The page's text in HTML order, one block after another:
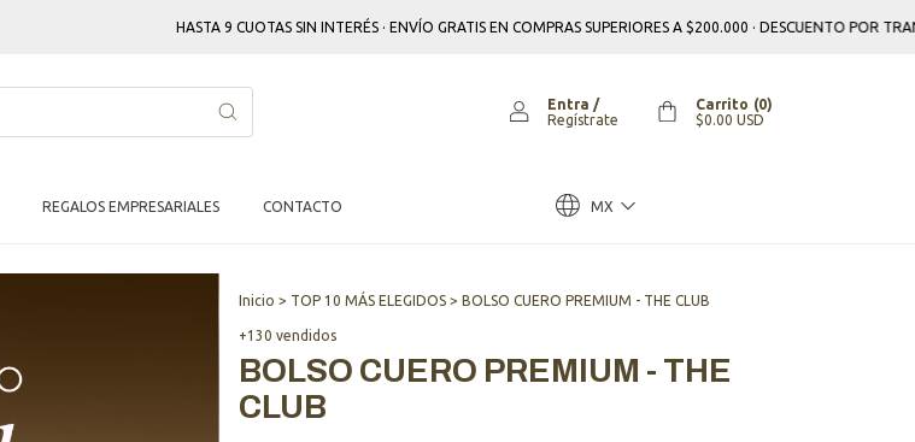
HASTA 9 CUOTAS SIN INTERÉS · ENVÍO GRATIS EN COMPRAS SUPERIORES A $200.000 · DESCUENTO POR
Entra /
Regístrate
Carrito (0)
$0.00 USD
REGALOS EMPRESARIALES CONTACTO MX
Inicio > TOP 10 MÁS ELEGIDOS > BOLSO CUERO PREMIUM - THE CLUB
+130 vendidos
BOLSO CUERO PREMIUM - THE
CLUB